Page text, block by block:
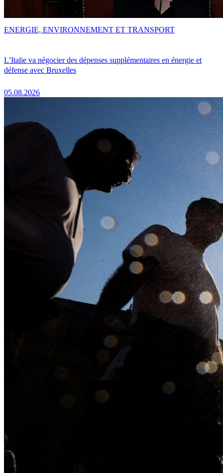
L’Italie va négocier des dépenses supplémentaires en énergie et
défense avec Bruxelles
05.08.2026
ENERGIE, ENVIRONNEMENT ET TRANSPORT